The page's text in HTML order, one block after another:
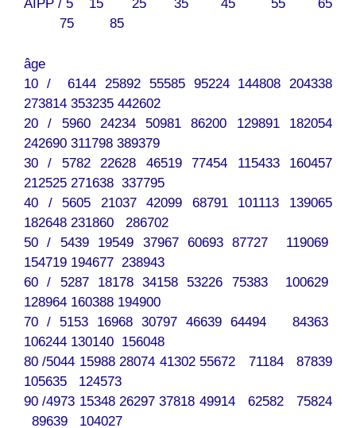
AIPP / 5 15 25 35 45 55 65
75 85
âge
10 / 6144 25892 55585 95224 144808 204338
273814 353235 442602
20 / 5960 24234 50981 86200 129891 182054
242690 311798 389379
30 / 5782 22628 46519 77454 115433 160457
212525 271638 337795
40 / 5605 21037 42099 68791 101113 139065
182648 231860 286702
50 / 5439 19549 37967 60693 87727 119069
154719 194677 238943
60 / 5287 18178 34158 53226 75383 100629
128964 160388 194900
70 / 5153 16968 30797 46639 64494 84363
106244 130140 156048
80 /5044 15988 28074 41302 55672 71184 87839
105635 124573
90 /4973 15348 26297 37818 49914 62582 75824
89639 104027